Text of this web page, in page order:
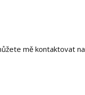
mě kontaktovat